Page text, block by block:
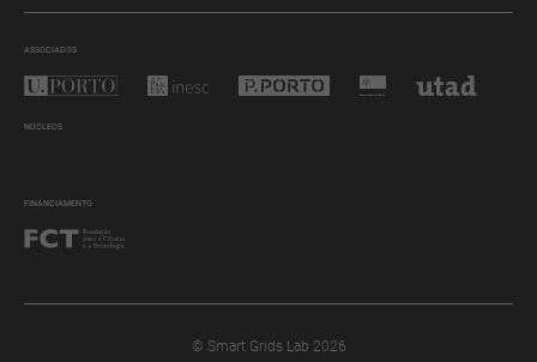
ASSOCIADOS
NÚCLEOS
FINANCIAMENTO
© Smart Grids Lab 2026